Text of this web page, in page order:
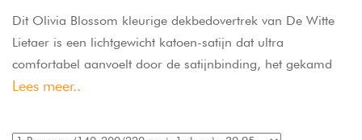
Dit Olivia Blossom kleurige dekbedovertrek van De Witte
Lietaer is een lichtgewicht katoen-satijn dat ultra
comfortabel aanvoelt door de satijnbinding, het gekamd
katoen en de extra zijdeglans. De Witte Lietaer
daardoor makkelijk over het dekbed getrokken worden.
Lees meer..